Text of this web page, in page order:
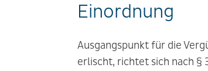
Einordnung
Ausgangspunkt für die
erlischt, richtet sich nach §